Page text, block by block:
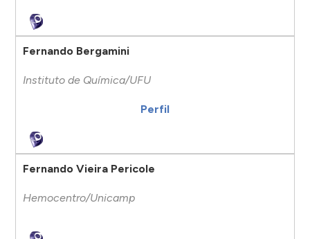
Fernando Bergamini
Instituto de Química/UFU
Perfil
Fernando Vieira Pericole
Hemocentro/Unicamp